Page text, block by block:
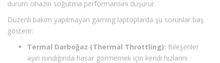
durum cihazın soğutma performansını düşürür.
Düzenli bakım yapılmayan gaming laptoplarda şu sorunlar baş
gösterir:
Termal Darboğaz (Thermal Throttling): Bileşenler
aşırı ısındığında hasar görmemek için kendi hızlarını